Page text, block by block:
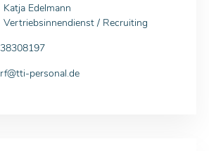
Katja Edelmann
Vertriebsinnendienst / Recruiting
personal.de